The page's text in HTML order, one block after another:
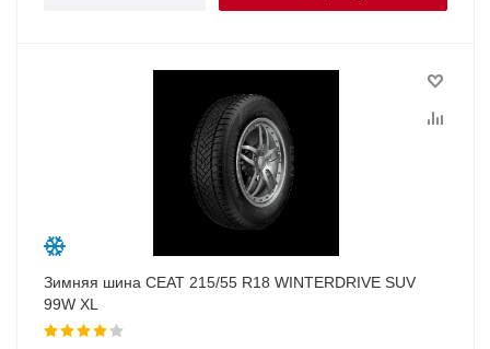
Зимняя шина CEAT 215/55 R18 WINTERDRIVE SUV
99W XL